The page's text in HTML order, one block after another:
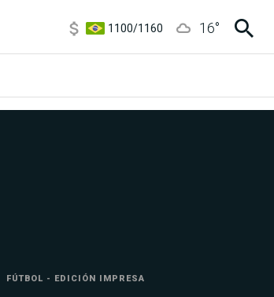
3,8/4
16°
FÚTBOL - EDICIÓN IMPRESA